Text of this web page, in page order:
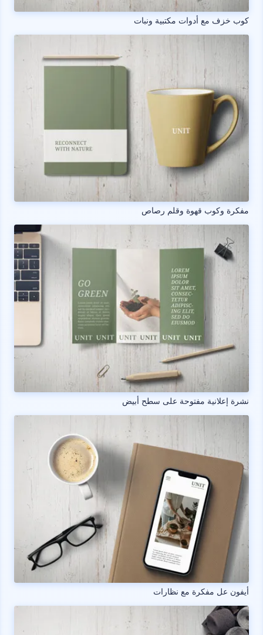
كوب خزف مع أدوات مكتبية ونبات
مفكرة وكوب قهوة وقلم رصاص
نشرة إعلانية مفتوحة على سطح أبيض
أيفون عل مفكرة مع نظارات